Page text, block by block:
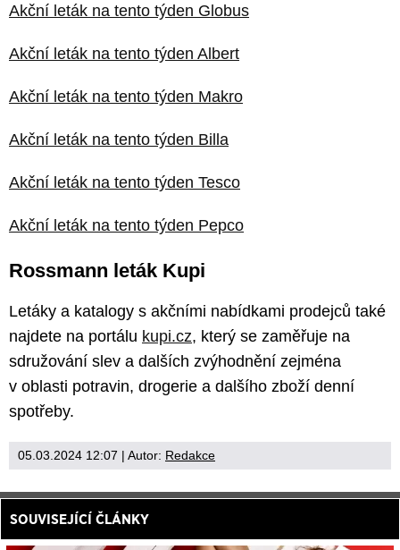
Akční leták na tento týden Globus
Akční leták na tento týden Albert
Akční leták na tento týden Makro
Akční leták na tento týden Billa
Akční leták na tento týden Tesco
Akční leták na tento týden Pepco
Rossmann leták Kupi
Letáky a katalogy s akčními nabídkami prodejců také
najdete na portálu kupi.cz, který se zaměřuje na
sdružování slev a dalších zvýhodnění zejména
v oblasti potravin, drogerie a dalšího zboží denní
spotřeby.
05.03.2024 12:07 | Autor: Redakce
SOUVISEJÍCÍ ČLÁNKY